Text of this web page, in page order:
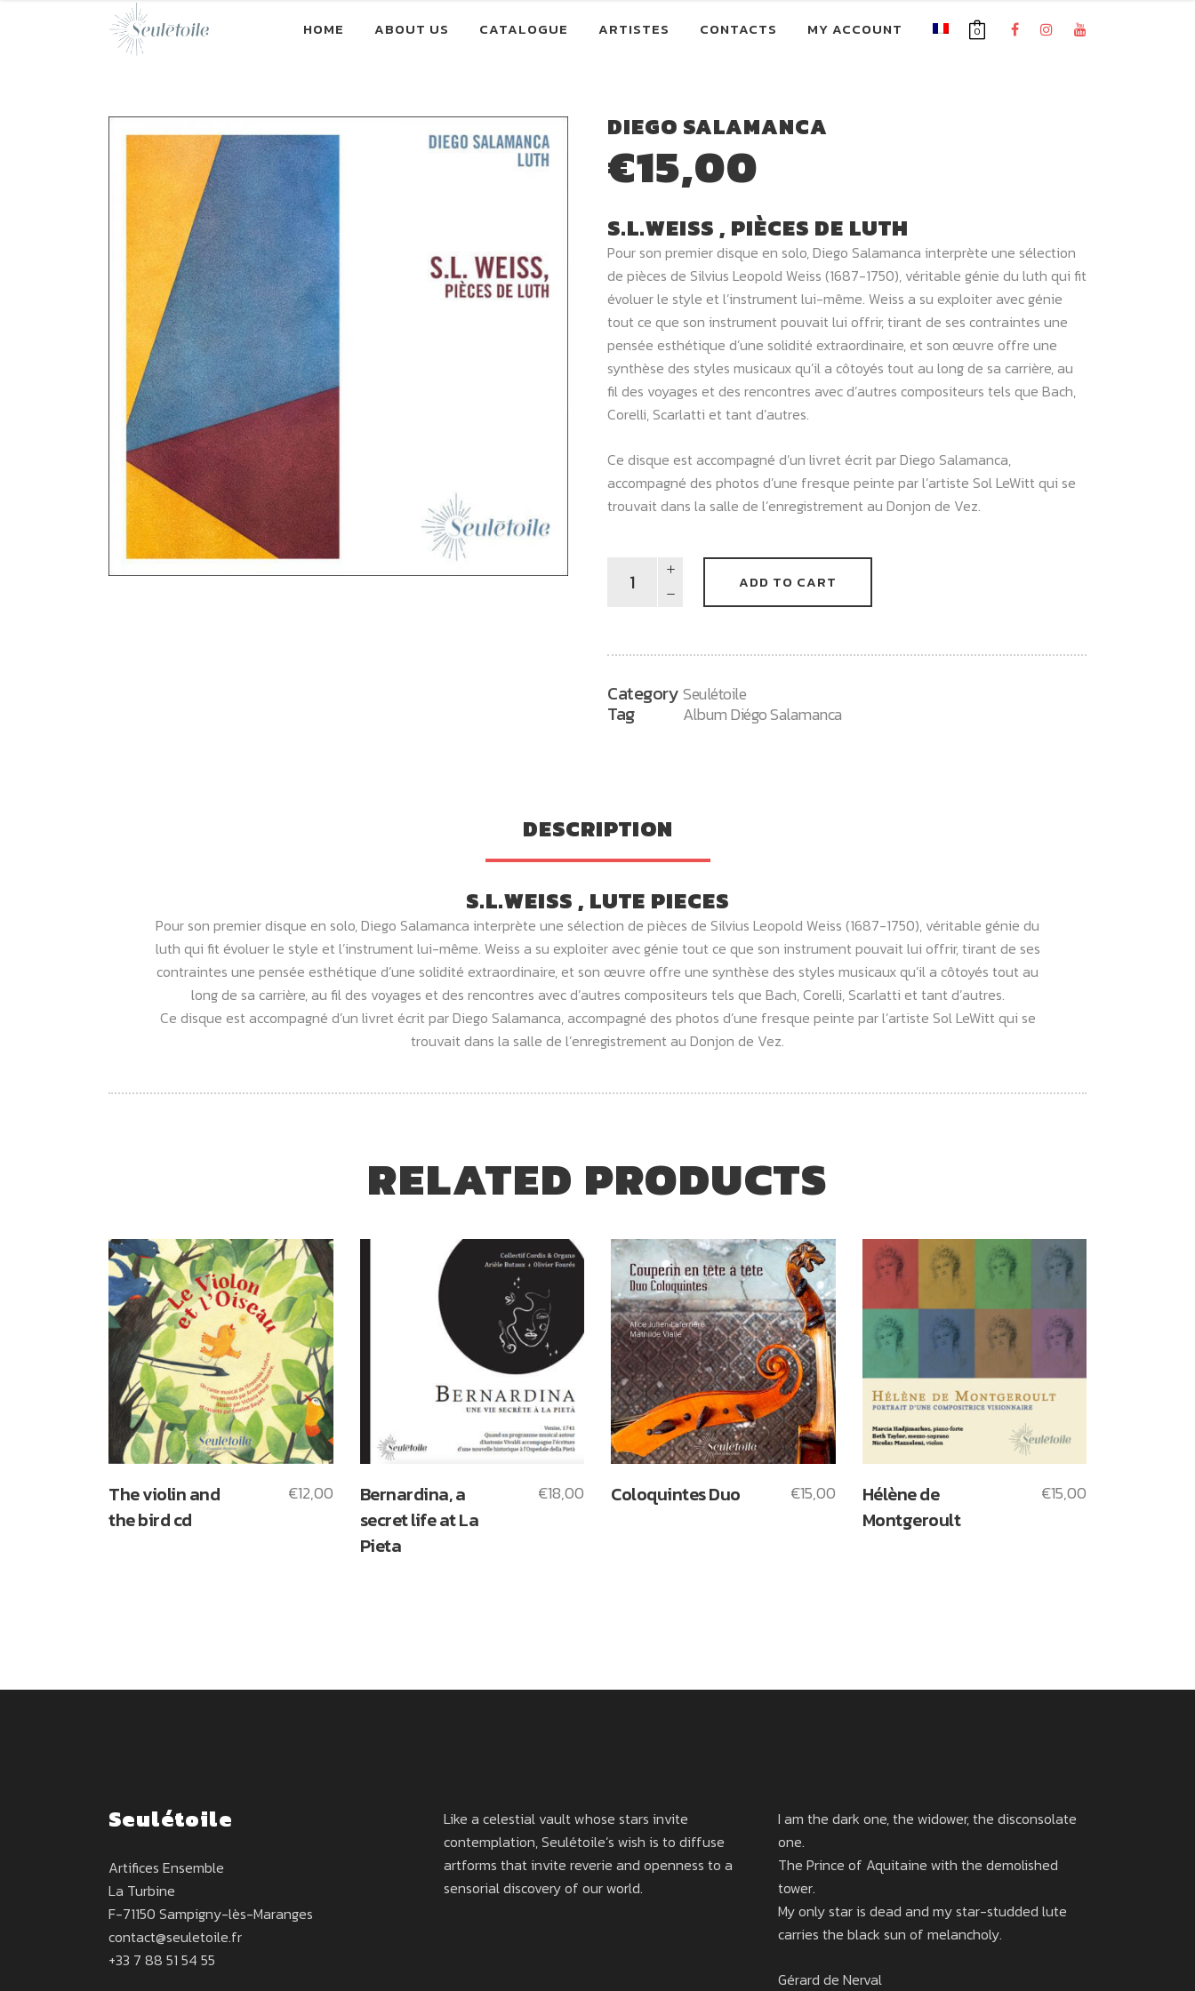
HOME ABOUT US CATALOGUE ARTISTES CONTACTS MY ACCOUNT 0
DIEGO SALAMANCA
€15,00
S.L.WEISS , PIÈCES DE LUTH
Pour son premier disque en solo, Diego Salamanca interprète une sélection
de pièces de Silvius Leopold Weiss (1687-1750), véritable génie du luth qui fit
évoluer le style et l’instrument lui-même. Weiss a su exploiter avec génie
tout ce que son instrument pouvait lui offrir, tirant de ses contraintes une
pensée esthétique d’une solidité extraordinaire, et son œuvre offre une
synthèse des styles musicaux qu’il a côtoyés tout au long de sa carrière, au
fil des voyages et des rencontres avec d’autres compositeurs tels que Bach,
Corelli, Scarlatti et tant d’autres.
Ce disque est accompagné d’un livret écrit par Diego Salamanca,
accompagné des photos d’une fresque peinte par l’artiste Sol LeWitt qui se
trouvait dans la salle de l’enregistrement au Donjon de Vez.
Salamanca
ADD TO CART
Category Seulétoile
Tag Album Diégo Salamanca
DESCRIPTION
S.L.WEISS , LUTE PIECES
Pour son premier disque en solo, Diego Salamanca interprète une sélection de pièces de Silvius Leopold Weiss (1687-1750), véritable génie du
luth qui fit évoluer le style et l’instrument lui-même. Weiss a su exploiter avec génie tout ce que son instrument pouvait lui offrir, tirant de ses
contraintes une pensée esthétique d’une solidité extraordinaire, et son œuvre offre une synthèse des styles musicaux qu’il a côtoyés tout au
long de sa carrière, au fil des voyages et des rencontres avec d’autres compositeurs tels que Bach, Corelli, Scarlatti et tant d’autres.
Ce disque est accompagné d’un livret écrit par Diego Salamanca, accompagné des photos d’une fresque peinte par l’artiste Sol LeWitt qui se
trouvait dans la salle de l’enregistrement au Donjon de Vez.
RELATED PRODUCTS
The violin and
the bird cd
€12,00
Bernardina, a
secret life at La
Pieta
€18,00 Coloquintes Duo €15,00
Hélène de
Montgeroult
€15,00
Seulétoile
Artifices Ensemble
La Turbine
F-71150 Sampigny-lès-Maranges
contact@seuletoile.fr
+33 7 88 51 54 55
Like a celestial vault whose stars invite
contemplation, Seulétoile’s wish is to diffuse
artforms that invite reverie and openness to a
sensorial discovery of our world.
I am the dark one, the widower, the disconsolate
one.
The Prince of Aquitaine with the demolished
tower.
My only star is dead and my star-studded lute
carries the black sun of melancholy.
Gérard de Nerval